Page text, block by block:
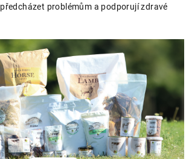
problémům a podporují zdravé